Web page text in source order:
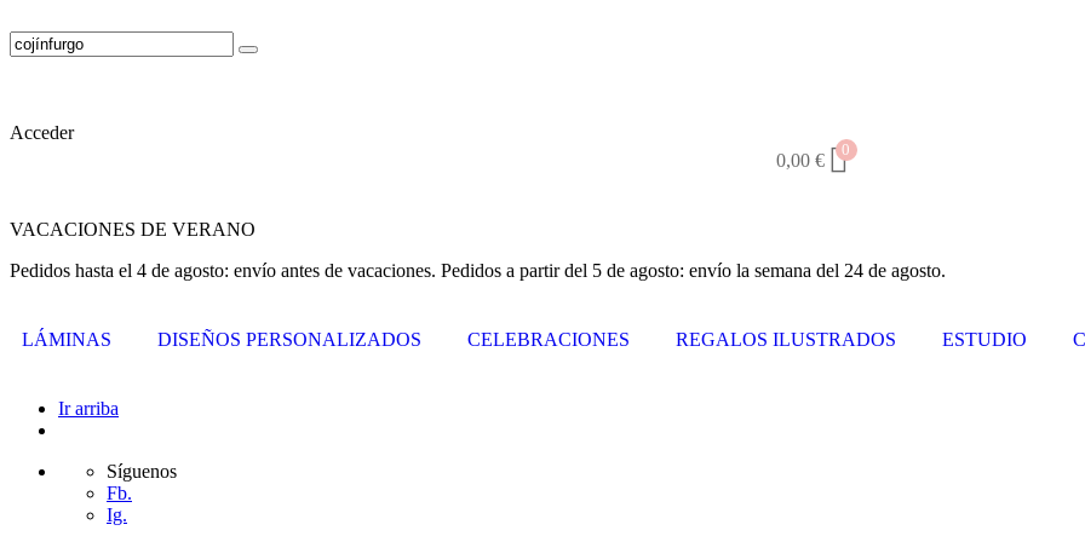
Acceder
0,00 €
0
VACACIONES DE VERANO
Pedidos hasta el 4 de agosto: envío antes de vacaciones. Pedidos a partir del 5 de agosto: envío la semana del 24 de agosto.
LÁMINAS DISEÑOS PERSONALIZADOS CELEBRACIONES REGALOS ILUSTRADOS ESTUDIO
Ir arriba
Síguenos
Fb.
Ig.